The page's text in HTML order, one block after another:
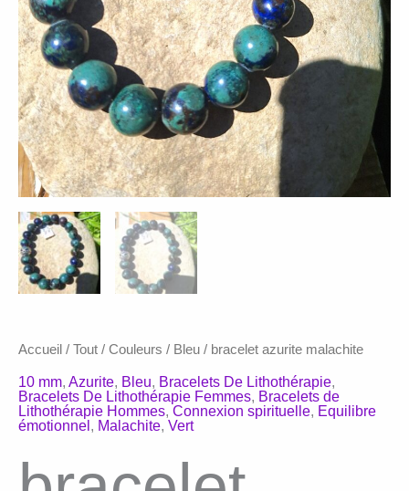
Accueil / Tout / Couleurs / Bleu / bracelet azurite malachite
10 mm, Azurite, Bleu, Bracelets De Lithothérapie,
Bracelets De Lithothérapie Femmes, Bracelets de
Lithothérapie Hommes, Connexion spirituelle, Equilibre
émotionnel , Malachite, Vert